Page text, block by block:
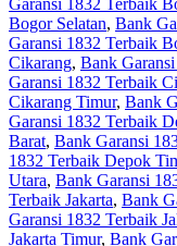
Bogor Selatan, Bank
Garansi 1832 Terbaik
Cikarang, Bank
Garansi 1832 Terbaik
Cikarang Timur, Bank
Garansi 1832 Terbaik
Barat, Bank Garansi
1832 Terbaik Depok
Utara, Bank Garansi
Terbaik Jakarta, Bank
Garansi 1832 Terbaik
Jakarta Timur, Bank